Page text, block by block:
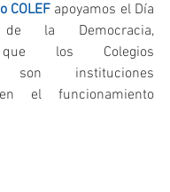
COLEF apoyamos el Día
de la Democracia,
que los Colegios
son instituciones
el funcionamiento